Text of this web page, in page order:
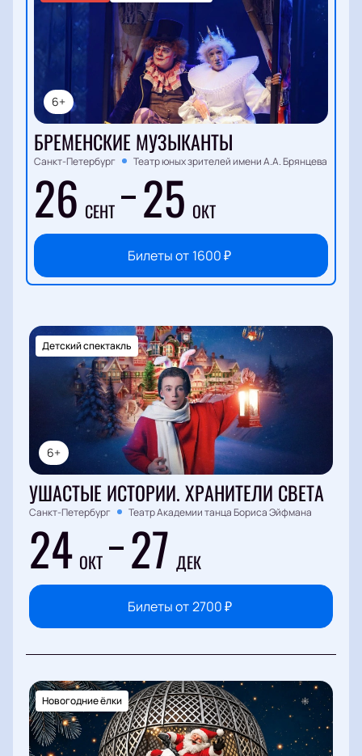
6+
БРЕМЕНСКИЕ МУЗЫКАНТЫ
Санкт-Петербург Театр юных зрителей имени А.А. Брянцева
26 СЕНТ 25 ОКТ
Билеты от 1600₽
6+
Детский спектакль
УШАСТЫЕ ИСТОРИИ. ХРАНИТЕЛИ СВЕТА
Санкт-Петербург Театр Академии танца Бориса Эйфмана
24 ОКТ 27 ДЕК
Билеты от 2700₽
Новогодние ёлки